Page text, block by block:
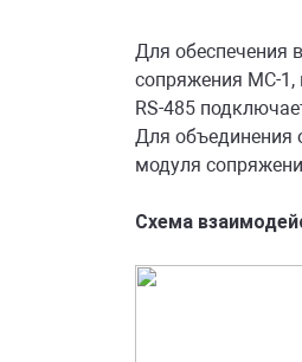
Для обеспечения
сопряжения МС-1,
RS-485
Для объединения
модуля
Схема